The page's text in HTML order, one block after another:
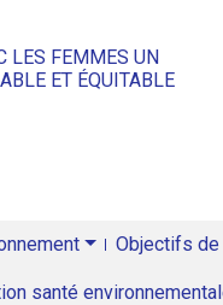
LES FEMMES UN
ET ÉQUITABLE
Objectifs de
santé